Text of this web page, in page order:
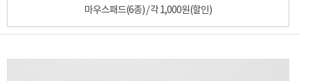
마우스패드(6종) / 각 1,000원(할인)